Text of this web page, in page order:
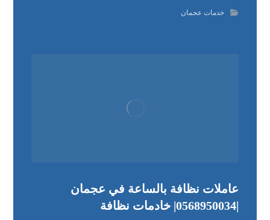
خدمات عجمان
عاملات نظافة بالساعة في عجمان
|0568950034| خادمات نظافة